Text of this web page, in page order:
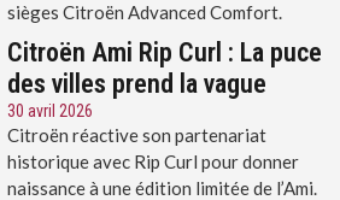
sièges Citroën Advanced Comfort.
Citroën Ami Rip Curl : La puce
des villes prend la vague
30 avril 2026
Citroën réactive son partenariat
historique avec Rip Curl pour donner
naissance à une édition limitée de l’Ami.